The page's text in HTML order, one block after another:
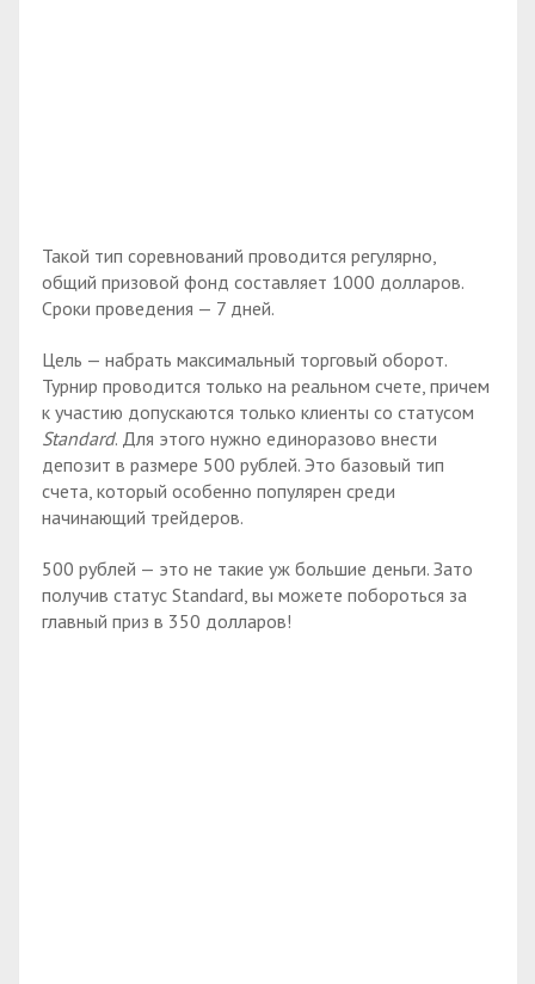
Такой тип соревнований проводится регулярно,
общий призовой фонд составляет 1000 долларов.
Сроки проведения — 7 дней.
Цель — набрать максимальный торговый оборот.
Турнир проводится только на реальном счете, причем
к участию допускаются только клиенты со статусом
Standard. Для этого нужно единоразово внести
депозит в размере 500 рублей. Это базовый тип
счета, который особенно популярен среди
начинающий трейдеров.
500 рублей — это не такие уж большие деньги. Зато
получив статус Standard, вы можете побороться за
главный приз в 350 долларов!